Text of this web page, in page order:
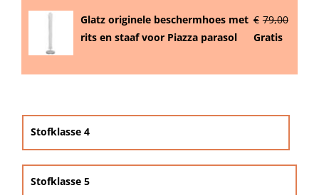
Glatz parasoldoeken
Glatz stofstalen collectie Sampleboeken
Umbrosa en Paraflex parasoldoeken
Onze merken
Glatz originele beschermhoes met
rits en staaf voor Piazza parasol
€ 79,00
Gratis
Stofklasse 4
Stofklasse 5